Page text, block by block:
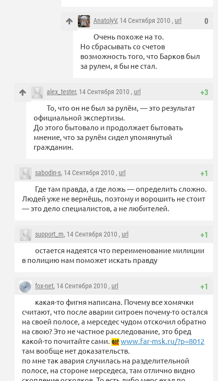
0
AnatolyV, 14 Сентября 2010 , url
Очень похоже на то.
Но сбрасывать со счетов
возможность того, что Барков был
за рулем, я бы не стал.
+3
alex_tester, 14 Сентября 2010 , url
То, что он не был за рулём, — это результат
официальной экспертизы.
До этого бытовало и продолжает бытовать
мнение, что за рулём сидел упомянутый
гражданин.
+1
sabodin-s, 14 Сентября 2010 , url
Где там правда, а где ложь — определить сложно.
Людей уже не вернёшь, поэтому и ворошить не стоит
— это дело специалистов, а не любителей.
+1
support_m, 14 Сентября 2010 , url
остается надеятся что переименование милиции
в полицию нам поможет искать правду
+1
fox-net, 14 Сентября 2010 , url
какая-то фигня написана. Почему все хомячки
считают, что после аварии ситроен почему-то остался
на своей полосе, а мерседес чудом отскочил обратно
на свою? Это не частное расследование, это бред
какой-то почитайте сами.
www.far-msk.ru/?p=8012
там вообще нет доказательств.
по мне так авария случилась на разделительной
полосе, на стороне мерседеса, там отлично видно